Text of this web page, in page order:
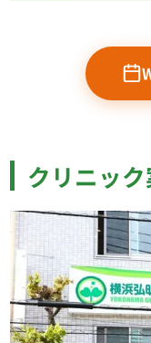
クリニッ